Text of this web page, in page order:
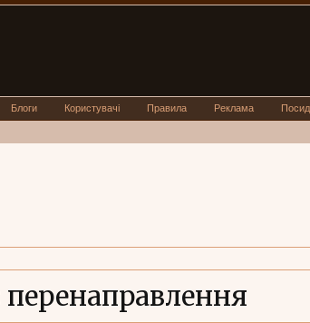
Блоги Користувачі Правила Реклама